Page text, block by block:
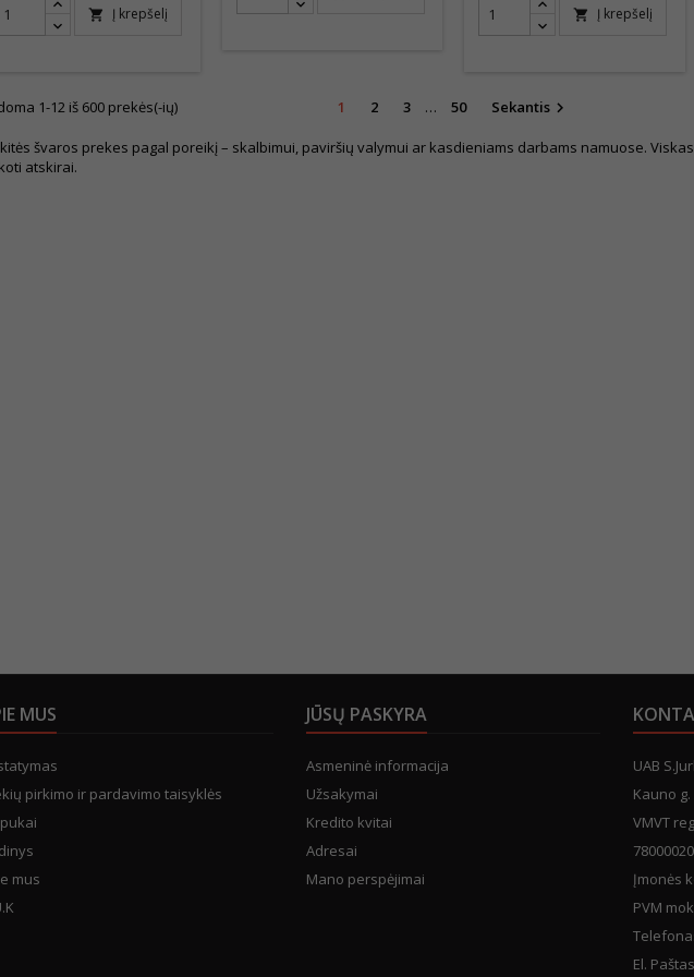
shopping_cart Į krepšelį shopping_cart Į krepšelį
1-12 iš 600 prekės(-ių) 1 2 3 … 50 Sekantis
švaros prekes pagal poreikį – skalbimui, paviršių valymui ar kasdieniams darbams namuose.
atskirai.
MUS
pirkimo ir pardavimo taisyklės
mus
JŪSŲ PASKYRA
Asmeninė informacija
Užsakymai
Kredito kvitai
Adresai
Mano perspėjimai
UAB
Kauno g.
VMVT
Įmonės
PVM
El.